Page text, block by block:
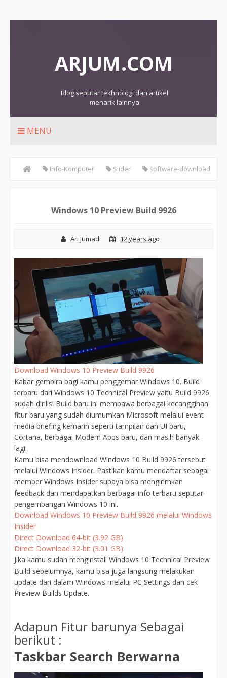
ARJUM.COM
Blog seputar tekhnologi dan artikel
menarik lainnya
MENU
Info-Komputer Slider software-download
Windows 10 Preview Build 9926
Ari Jumadi 12 years ago
Download Windows 10 Preview Build 9926
Kabar gembira bagi kamu penggemar Windows 10. Build
terbaru dari Windows 10 Technical Preview yaitu Build 9926
sudah dirilis! Build baru ini membawa berbagai kecanggihan
fitur baru yang sudah diumumkan Microsoft melalui event
media briefing kemarin seperti tampilan dan UI baru,
Cortana, berbagai Modern Apps baru, dan masih banyak
lagi.
Kamu bisa mendownload Windows 10 Build 9926 tersebut
melalui Windows Insider. Pastikan kamu mendaftar sebagai
member Windows Insider supaya bisa mengirimkan
feedback dan mendapatkan berbagai info terbaru seputar
pengembangan Windows 10 ini.
Download Windows 10 Preview Build 9926 melalui Windows
Insider
Direct Download 64-bit (3.92 GB)
Direct Download 32-bit (3.01 GB)
Jika kamu sudah menginstall Windows 10 Technical Preview
Build sebelumnya, kamu bisa juga langsung melakukan
update dari dalam Windows melalui PC Settings dan cek
Preview Builds Update.
Adapun Fitur barunya Sebagai
berikut :
Taskbar Search Berwarna